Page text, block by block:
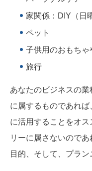
家関係：DIY（日
ペット
子供用のおもちゃ
旅行
あなたのビジネスの
に属するものであれ
に活用することをオ
リーに属さないので
目的、そして、プラン